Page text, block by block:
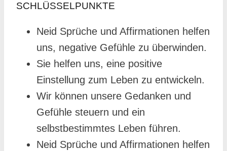
SCHLÜSSELPUNKTE
Neid Sprüche und Affirmationen helfen
uns, negative Gefühle zu überwinden.
Sie helfen uns, eine positive
Einstellung zum Leben zu entwickeln.
Wir können unsere Gedanken und
Gefühle steuern und ein
selbstbestimmtes Leben führen.
Neid Sprüche und Affirmationen helfen